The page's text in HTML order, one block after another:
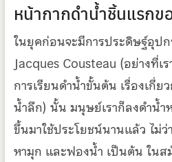
หน้ากากดำน้ำชิ้นแรกข
ในยุคก่อนจะมีการประดิษฐ์อุป
Jacques Cousteau (อย่างที่เ
การเรียนดำน้ำขั้นต้น เรื่องเกี่
น้ำลึก) นั้น มนุษย์เราก็ลงดำน้ำ
ขึ้นมาใช้ประโยชน์นานแล้ว ไม่
หามุก และฟองน้ำ เป็นต้น ใน